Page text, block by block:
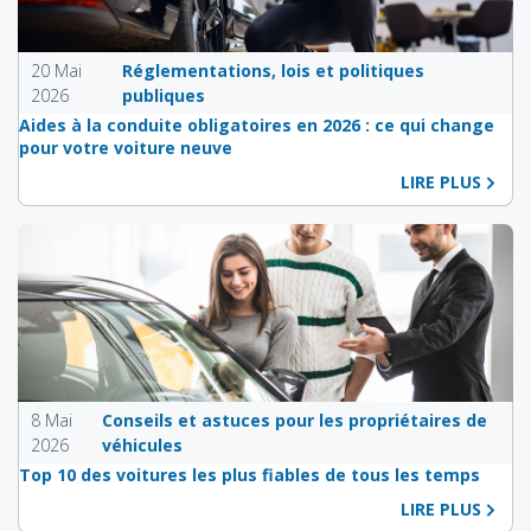
20 Mai
2026
Réglementations, lois et politiques
publiques
Aides à la conduite obligatoires en 2026 : ce qui change
pour votre voiture neuve
LIRE PLUS
8 Mai
2026
Conseils et astuces pour les propriétaires de
véhicules
Top 10 des voitures les plus fiables de tous les temps
LIRE PLUS